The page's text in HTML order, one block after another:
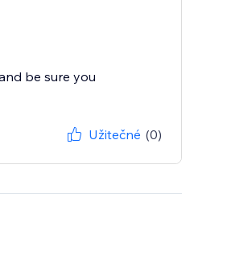
be sure you
Užitečné (0)